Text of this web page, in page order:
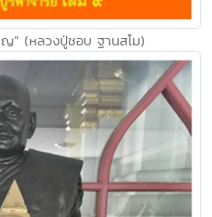
ญ" (หลวงปู่ชอบ ฐานสโม)